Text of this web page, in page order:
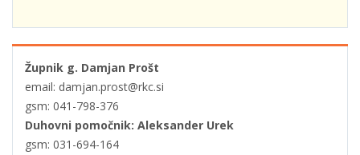
Župnik g. Damjan Prošt
email: damjan.prost@rkc.si
gsm: 041-798-376
Duhovni pomočnik: Aleksander Urek
gsm: 031-694-164